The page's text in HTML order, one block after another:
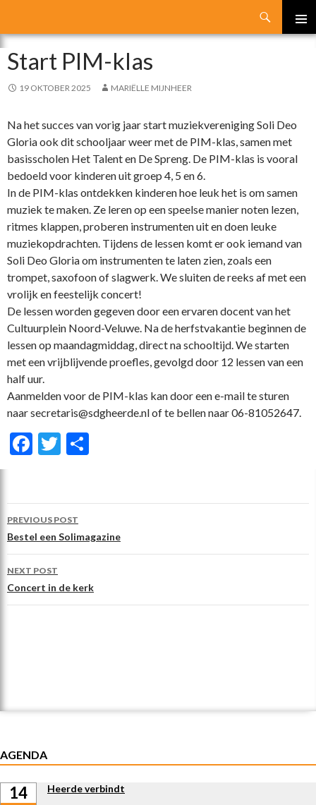
CONTENT
Start PIM-klas
19 OKTOBER 2025 MARIËLLE MIJNHEER
Na het succes van vorig jaar start muziekvereniging Soli Deo
Gloria ook dit schooljaar weer met de PIM-klas, samen met
basisscholen Het Talent en De Spreng. De PIM-klas is vooral
bedoeld voor kinderen uit groep 4, 5 en 6.
In de PIM-klas ontdekken kinderen hoe leuk het is om samen
muziek te maken. Ze leren op een speelse manier noten lezen,
ritmes klappen, proberen instrumenten uit en doen leuke
muziekopdrachten. Tijdens de lessen komt er ook iemand van
Soli Deo Gloria om instrumenten te laten zien, zoals een
trompet, saxofoon of slagwerk. We sluiten de reeks af met een
vrolijk en feestelijk concert!
De lessen worden gegeven door een ervaren docent van het
Cultuurplein Noord-Veluwe. Na de herfstvakantie beginnen de
lessen op maandagmiddag, direct na schooltijd. We starten
met een vrijblijvende proefles, gevolgd door 12 lessen van een
half uur.
Aanmelden voor de PIM-klas kan door een e-mail te sturen
naar secretaris@sdgheerde.nl of te bellen naar 06-81052647.
F
b
o
o
k
T
er n
Post
navigation
PREVIOUS POST
Bestel een Solimagazine
NEXT POST
Concert in de kerk
AGENDA
14 Heerde verbindt